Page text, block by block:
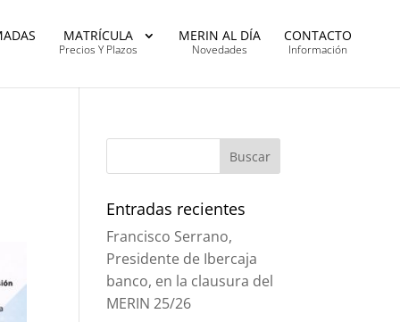
MATRÍCULA
Precios Y Plazos
MERIN AL DÍA
Novedades
CONTACTO
Información
Entradas recientes
Francisco Serrano,
Presidente de Ibercaja
banco, en la clausura del
MERIN 25/26